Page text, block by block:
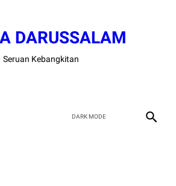
DARUSSALAM
Seruan Kebangkitan